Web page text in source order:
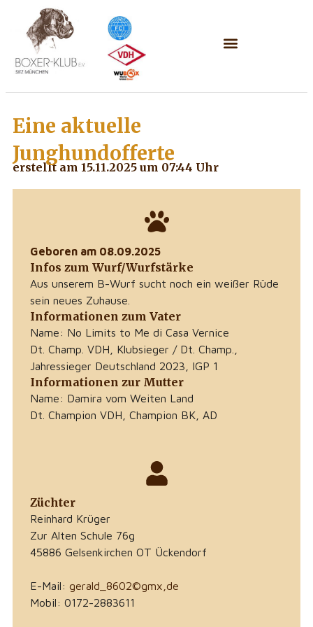
Eine aktuelle
Junghundofferte
erstellt am 15.11.2025 um 07:44 Uhr
Geboren am 08.09.2025
Infos zum Wurf/Wurfstärke
Aus unserem B-Wurf sucht noch ein weißer Rüde
sein neues Zuhause.
Informationen zum Vater
Name: No Limits to Me di Casa Vernice
Dt. Champ. VDH, Klubsieger / Dt. Champ.,
Jahressieger Deutschland 2023, IGP 1
Informationen zur Mutter
Name: Damira vom Weiten Land
Dt. Champion VDH, Champion BK, AD
Züchter
Reinhard Krüger
Zur Alten Schule 76g
45886 Gelsenkirchen OT Ückendorf
E-Mail: gerald_8602©gmx,de
Mobil: 0172-2883611